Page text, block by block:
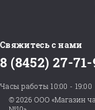
Свяжитесь с нами
8 (8452) 27-
Часы работы 10:00 - 19:00
© 2026 ООО «Магазин